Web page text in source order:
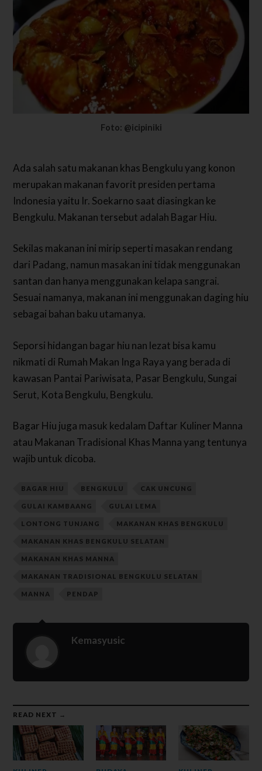
Foto: @icipiniki
Ada salah satu makanan khas Bengkulu yang konon
merupakan makanan favorit presiden pertama
Indonesia yaitu Ir. Soekarno saat diasingkan ke
Bengkulu. Makanan tersebut adalah Bagar Hiu.
Sekilas makanan ini mirip seperti masakan rendang
dari Padang, namun masakan ini tidak menggunakan
santan dan hanya menggunakan kelapa sangrai.
Sesuai namanya, makanan ini menggunakan daging hiu
sebagai bahan baku utamanya.
Seporsi hidangan bagar hiu nan lezat bisa kamu
nikmati di Rumah Makan Inga Raya yang berada di
kawasan Pantai Pariwisata, Pasar Bengkulu, Sungai
Serut, Kota Bengkulu, Bengkulu.
Bagar Hiu juga masuk kedalam Daftar Kuliner Manna
atau Makanan Tradisional Khas Manna yang tentunya
wajib untuk dicoba.
BAGAR HIU BENGKULU CAK UNCUNG
GULAI KAMBAANG GULAI LEMA
LONTONG TUNJANG MAKANAN KHAS BENGKULU
MAKANAN KHAS BENGKULU SELATAN
MAKANAN KHAS MANNA
MAKANAN TRADISIONAL BENGKULU SELATAN
MANNA PENDAP
Kemasyusic
READ NEXT →